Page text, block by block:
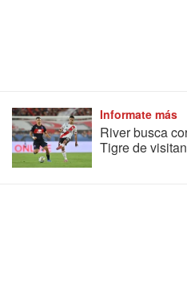
Informate más
River busca
Tigre de